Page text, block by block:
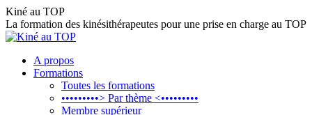
Aller
au
contenu
Kiné au TOP
La formation des kinésithérapeutes pour une prise en charge au TOP
A propos
Formations
Toutes les formations
•••••••••> Par thème <•••••••••
Membre supérieur